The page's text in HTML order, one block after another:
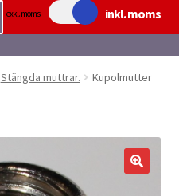
exkl. moms inkl. moms
Stängda muttrar.
Kupolmutter